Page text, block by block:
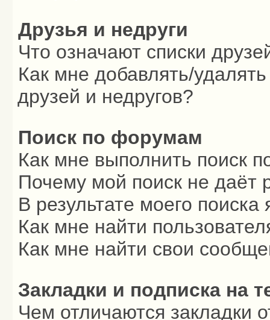
Друзья и недруги
Что означают списки
Как мне добавлять/
друзей и недругов?
Поиск по форумам
Как мне выполнить поиск
Почему мой поиск не даёт
В результате моего
Как мне найти
Как мне найти свои
Закладки и подписка на
Чем отличаются закладки